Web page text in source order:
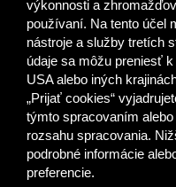
výkonnosti a
používaní. Na tento účel
nástroje a služby tretích
údaje sa môžu preniesť
USA alebo iných
„Prijať cookies“
týmto spracovaním
rozsahu spracovania.
podrobné informácie
preferencie.
Podporujeme
Naše projekty
Spolupracujeme
Pošlite nám správu
NÁKUP
Odstúpiť od zmluvy